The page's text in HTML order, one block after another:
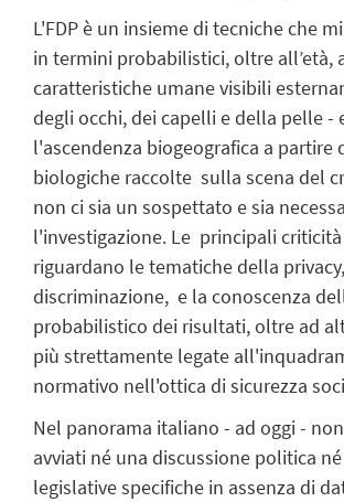
L'FDP è un insieme di tecniche che
in termini probabilistici,oltre all’età,
caratteristiche umane visibili
degli occhi, dei capelli e della pelle -
l'ascendenza biogeografica a partire
biologiche raccolte sulla scena del
non ci sia un sospettato e sia
l'investigazione. Le principali
riguardano le tematiche della
discriminazione, e la conoscenza
probabilistico dei risultati, oltre ad
più strettamente legate
normativo nell'ottica di sicurezza
Nel panorama italiano - ad oggi -
avviati né una discussione politica
legislative specifiche in assenza di